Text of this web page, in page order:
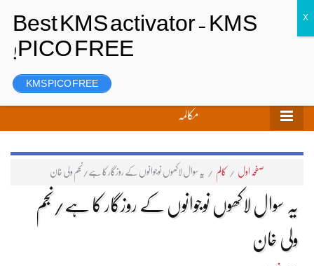
رجسٹر
مکالمہ
صفحہ اول / کالم / یہ سوال لاکھوں نوجوانوں کے روزگار کا ہے/نجم ولی خان
یہ سوال لاکھوں نوجوانوں کے روزگار کا ہے/نجم
ولی خان
KMS PICO FREE